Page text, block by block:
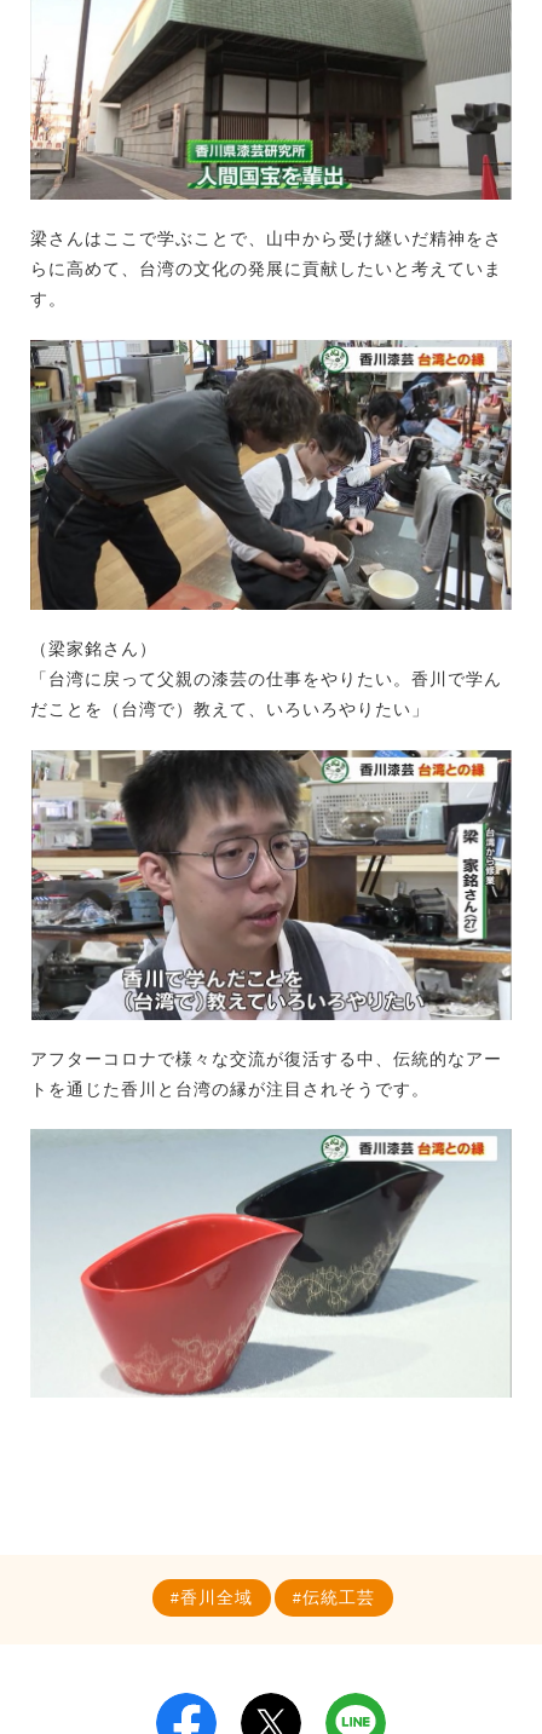
梁さんはここで学ぶことで、山中から受け継いだ精神をさ
らに高めて、台湾の文化の発展に貢献したいと考えていま
す。
（梁家銘さん）
「台湾に戻って父親の漆芸の仕事をやりたい。香川で学ん
だことを（台湾で）教えて、いろいろやりたい」
アフターコロナで様々な交流が復活する中、伝統的なアー
トを通じた香川と台湾の縁が注目されそうです。
香川全域 伝統工芸